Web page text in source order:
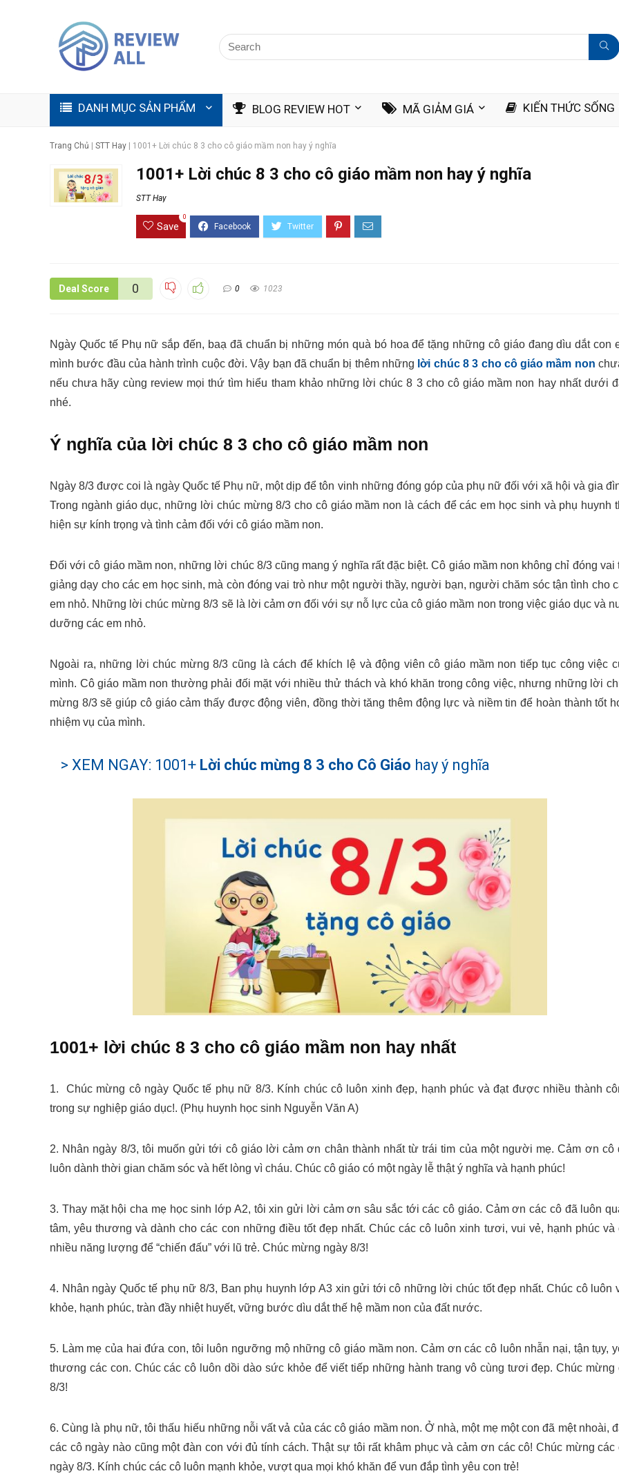
DANH MỤC SẢN PHẨM BLOG REVIEW HOT MÃ GIẢM GIÁ KIẾN THỨC SỐNG
Trang Chủ STT Hay 1001+ Lời chúc 8 3 cho cô giáo mầm non hay ý nghĩa
1001+ Lời chúc 8 3 cho cô giáo mầm non hay ý nghĩa
STT Hay
Save
0
Deal Score 0 0 1023
Ngày Quốc tế Phụ nữ sắp đến, baạ đã chuẩn bị những món quà bó hoa để tặng những cô giáo đang dìu dắt con
mình bước đầu của hành trình cuộc đời. Vậy bạn đã chuẩn bị thêm những lời chúc 8 3 cho cô giáo mầm non
nếu chưa hãy cùng review mọi thứ tìm hiểu tham khảo những lời chúc 8 3 cho cô giáo mầm non hay nhất dưới
nhé.
Ý nghĩa của lời chúc 8 3 cho cô giáo mầm non
Ngày 8/3 được coi là ngày Quốc tế Phụ nữ, một dịp để tôn vinh những đóng góp của phụ nữ đối với xã hội và gia
Trong ngành giáo dục, những lời chúc mừng 8/3 cho cô giáo mầm non là cách để các em học sinh và phụ huynh
hiện sự kính trọng và tình cảm đối với cô giáo mầm non.
Đối với cô giáo mầm non, những lời chúc 8/3 cũng mang ý nghĩa rất đặc biệt. Cô giáo mầm non không chỉ đóng vai
giảng dạy cho các em học sinh, mà còn đóng vai trò như một người thầy, người bạn, người chăm sóc tận tình cho
em nhỏ. Những lời chúc mừng 8/3 sẽ là lời cảm ơn đối với sự nỗ lực của cô giáo mầm non trong việc giáo dục và
dưỡng các em nhỏ.
Ngoài ra, những lời chúc mừng 8/3 cũng là cách để khích lệ và động viên cô giáo mầm non tiếp tục công việc
mình. Cô giáo mầm non thường phải đối mặt với nhiều thử thách và khó khăn trong công việc, nhưng những lời
mừng 8/3 sẽ giúp cô giáo cảm thấy được động viên, đồng thời tăng thêm động lực và niềm tin để hoàn thành tốt
nhiệm vụ của mình.
> XEM NGAY: 1001+ Lời chúc mừng 8 3 cho Cô Giáo hay ý nghĩa
1001+ lời chúc 8 3 cho cô giáo mầm non hay nhất
1. Chúc mừng cô ngày Quốc tế phụ nữ 8/3. Kính chúc cô luôn xinh đẹp, hạnh phúc và đạt được nhiều thành
trong sự nghiệp giáo dục!. (Phụ huynh học sinh Nguyễn Văn A)
2. Nhân ngày 8/3, tôi muốn gửi tới cô giáo lời cảm ơn chân thành nhất từ trái tim của một người mẹ. Cảm ơn cô
luôn dành thời gian chăm sóc và hết lòng vì cháu. Chúc cô giáo có một ngày lễ thật ý nghĩa và hạnh phúc!
3. Thay mặt hội cha mẹ học sinh lớp A2, tôi xin gửi lời cảm ơn sâu sắc tới các cô giáo. Cảm ơn các cô đã luôn
tâm, yêu thương và dành cho các con những điều tốt đẹp nhất. Chúc các cô luôn xinh tươi, vui vẻ, hạnh phúc và
nhiều năng lượng để “chiến đấu” với lũ trẻ. Chúc mừng ngày 8/3!
4. Nhân ngày Quốc tế phụ nữ 8/3, Ban phụ huynh lớp A3 xin gửi tới cô những lời chúc tốt đẹp nhất. Chúc cô luôn
khỏe, hạnh phúc, tràn đầy nhiệt huyết, vững bước dìu dắt thế hệ mầm non của đất nước.
5. Làm mẹ của hai đứa con, tôi luôn ngưỡng mộ những cô giáo mầm non. Cảm ơn các cô luôn nhẫn nại, tận tụy,
thương các con. Chúc các cô luôn dồi dào sức khỏe để viết tiếp những hành trang vô cùng tươi đẹp. Chúc mừng
8/3!
6. Cùng là phụ nữ, tôi thấu hiếu những nỗi vất vả của các cô giáo mầm non. Ở nhà, một mẹ một con đã mệt nhoài,
các cô ngày nào cũng một đàn con với đủ tính cách. Thật sự tôi rất khâm phục và cảm ơn các cô! Chúc mừng các
ngày 8/3. Kính chúc các cô luôn mạnh khỏe, vượt qua mọi khó khăn để vun đắp tình yêu con trẻ!